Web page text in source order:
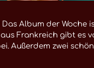
Das Album der
Frankreich gibt es
Außerdem zwei